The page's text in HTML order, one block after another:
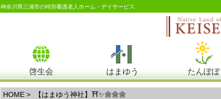
神奈川県三浦市の特別養護老人ホーム・デイサービス
啓生会 はまゆう たんぽぽ
HOME > 【はまゆう神社】⛩️✨🌼🌼🌼